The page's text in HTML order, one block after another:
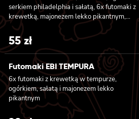
serkiem philadelphia i sałatą, 6x futomaki z
krewetką, majonezem lekko pikantnym,
ogórkiem i sałatą
55zł
Futomaki EBI TEMPURA
6x futomaki z krewetką w tempurze,
ogórkiem, sałatą i majonezem lekko
pikantnym